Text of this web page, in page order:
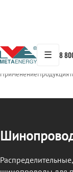
☰ 8
← Продукция/
ПрименениеПродукция